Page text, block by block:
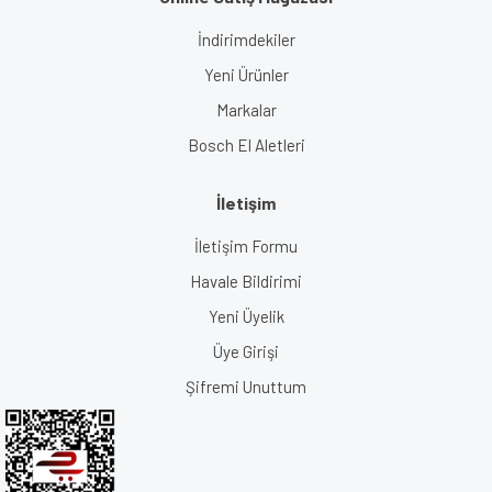
İndirimdekiler
Yeni Ürünler
Markalar
Bosch El Aletleri
İletişim
İletişim Formu
Havale Bildirimi
Yeni Üyelik
Üye Girişi
Şifremi Unuttum